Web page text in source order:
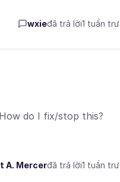
wxieđã trả lời1 tuần
do I fix/stop this?
A. Mercerđã trả lời1 tuần